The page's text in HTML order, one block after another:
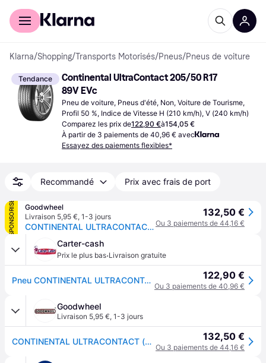
Acheter avec Klarna
Klarna/Shopping/Transports Motorisés/Pneus/Pneus de voiture
Tendance
Continental UltraContact 205/50 R17
89V EVc
Pneu de voiture, Pneus d'été, Non, Voiture de Tourisme,
Profil 50 %, Indice de Vitesse H (210 km/h), V (240 km/h)
Comparez les prix de122,90 €à154,05 €
À partir de 3 paiements de 40,96 € avec
Essayez des paiements flexibles*
Recommandé Prix avec frais de port
SPONSORISÉ
Goodwheel
Livraison 5,95 €, 1-3 jours
CONTINENTAL ULTRACONTACT (EVc) 205/50R17 89V (EVc) FR BSW
132,50 €
Ou 3 paiements de 44,16 €
Carter-cash
Prix le plus bas·Livraison gratuite
Pneu CONTINENTAL ULTRACONTACT 205/50 R17 89V - Réf. 3063555 122,90 €
Ou 3 paiements de 40,96 €
Goodwheel
Livraison 5,95 €, 1-3 jours
CONTINENTAL ULTRACONTACT (EVc) 205/50R17 89V (EVc) FR BSW 132,50 €
Ou 3 paiements de 44,16 €